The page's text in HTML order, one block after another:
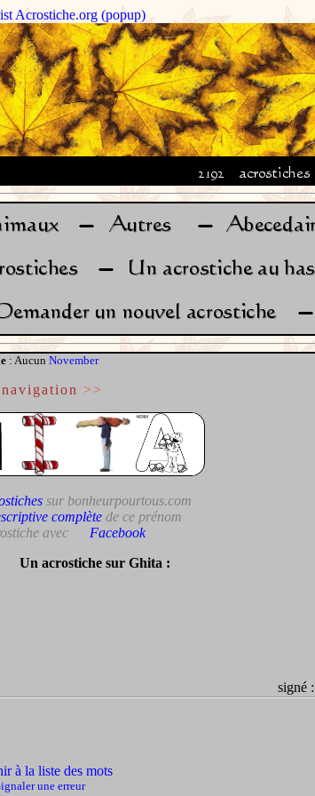
Acrostiche.org (popup)
: Aucun November
navigation >>
sur bonheurpourtous.com
complètede ce prénom
avec
Facebook
Un acrostiche sur Ghita :
signé :
à la liste des mots
une erreur